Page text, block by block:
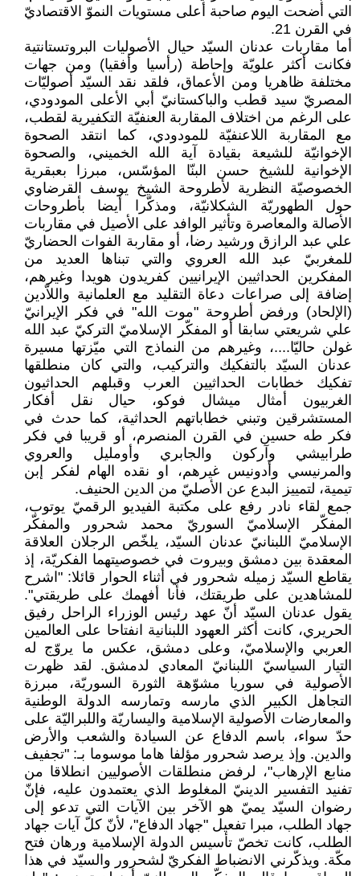
التي أضحت اليوم صاحبة أعلى مستويات النموّ الاقتصاديّ
في القرن 21.
أما مقاربات عدنان السيّد حيال الأصوليات البروتستانتية
فكانت أكثر علويّة وإحاطة (رأسيا وأفقيا) ومن جهات
مختلفة ظاهريا ومن الأعماق، فلقد نقد السيّد أصوليّات
المصريّ سيد قطب والباكستانيّ أبي الأعلى المودودي،
على الرغم من اختلاف المقاربة العنفيّة التكفيرية لقطب،
مع المقاربة اللاعنفيّة للمودودي، كما انتقد الصحوة
الإخوانيّة للشيعة بقيادة آية الله الخميني، والصحوة
الإخوانية للشيخ حسن البنّا المؤسّس، مبرزا بعبقرية
الخصوصيّة النظرية لأطروحة الشيخ يوسف القرضاوي
حول الطهوريّة الشكلانيّة، ومذكّرا أيضا بأطروحات
الأصالة والمعاصرة وتأثير الوافد على الأصيل في مقاربات
علي عبد الرازق ورشيد رضا، أو مقاربة الفوات الحضاريّ
للمغربيّ عبد الله العروي والتي تبناها العديد من
المفكرين الحداثيين الإيرانيين كفريدون هويدا وغيرهم،
إضافة إلى صراعات دعاة التقليد مع العلمانية واللاّدين
(الإلحاد) ورفض أطروحة "موت الله" في فكر الإيرانيّ
علي شريعتي سابقا أو المفكّر الإسلاميّ التركيّ عبد الله
غولن حاليّا....، وغيرهم من النماذج التي ميّزتها مسيرة
عدنان السيّد بالتفكيك والتركيب، والتي كان منطلقها
تفكيك خطابات الحداثيين العرب وقبلهم الحداثيون
الغربيون أمثال ميشال فوكو، حيال نقل أفكار
المستشرقين وتبني خطاباتهم الحداثية، كما حدث في
فكر طه حسين في القرن المنصرم، أو قريبا في فكر
طرابيشي وآركون والجابري وأومليل والعروي
والمرنيسي وأدونيس غيرهم، او نقده الهام لفكر إبن
تيمية، لتمييز البدع عن الأصليّ من الدين الحنيف.
جمع لقاء نادر رفع على مكتبة الفيديو الرقميّ يوتوب،
المفكّر الإسلاميّ السوريّ محمد شحرور والمفكّر
الإسلاميّ اللبنانيّ عدنان السيّد، يلخّص الرجلان العلاقة
المعقدة بين دمشق وبيروت في خصوصيتهما الفكريّة، إذ
يقاطع السيّد زميله شحرور في أثناء الحوار قائلا: "اشرح
للمشاهدين على طريقتك، فأنا أفهمك على طريقتي".
يقول عدنان السيّد أنّ عهد رئيس الوزراء الراحل رفيق
الحريري، كانت أكثر العهود اللبنانية انفتاحا على العالمين
العربي والإسلاميّ، وعلى دمشق، عكس ما يروّج له
التيار السياسيّ اللبنانيّ المعادي لدمشق. لقد ظهرت
الأصولية في سوريا مشوّهة الثورة السوريّة، مبرزة
التجاهل الكبير الذي مارسه وتمارسه الدولة الوطنية
والمعارضات الأصولية الإسلامية واليساريّة واللبراليّة على
حدّ سواء، باسم الدفاع عن السيادة والشعب والأرض
والدين. وإذ يرصد شحرور مؤلفا هاما موسوما بـ: "تجفيف
منابع الإرهاب"، لرفض منطلقات الأصوليين انطلاقا من
تفنيد التفسير الدينيّ المغلوط الذي يعتمدون عليه، فإنّ
رضوان السيّد يميّ هو الآخر بين الآيات التي تدعو إلى
جهاد الطلب، مبرا تفعيل "جهاد الدفاع"، لأنّ كلّ آيات جهاد
الطلب، كانت تخصّ تأسيس الدولة الإسلامية ورهان فتح
مكّة. ويذكّرني الانضباط الفكريّ لشحرور والسيّد في هذا